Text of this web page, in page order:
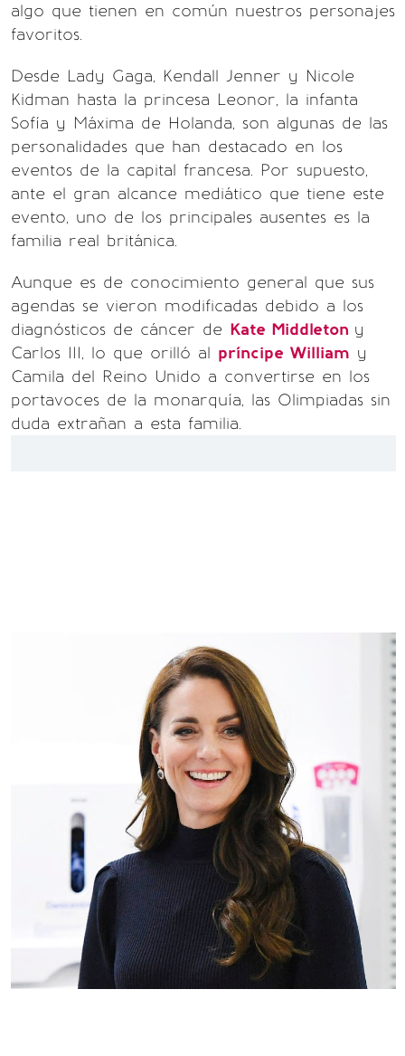
algo que tienen en común nuestros personajes
favoritos.
Desde Lady Gaga, Kendall Jenner y Nicole
Kidman hasta la princesa Leonor, la infanta
Sofía y Máxima de Holanda, son algunas de las
personalidades que han destacado en los
eventos de la capital francesa. Por supuesto,
ante el gran alcance mediático que tiene este
evento, uno de los principales ausentes es la
familia real británica.
Aunque es de conocimiento general que sus
agendas se vieron modificadas debido a los
diagnósticos de cáncer de Kate Middleton y
Carlos III, lo que orilló al príncipe William y
Camila del Reino Unido a convertirse en los
portavoces de la monarquía, las Olimpiadas sin
duda extrañan a esta familia.